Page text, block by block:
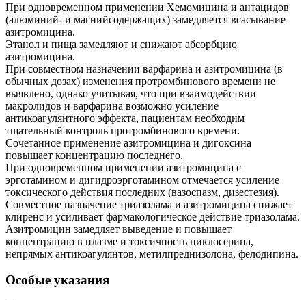
При одновременном применении Хемомицина и антацидов
(алюминий- и магнийсодержащих) замедляется всасывание
азитромицина.
Этанол и пища замедляют и снижают абсорбцию
азитромицина.
При совместном назначении варфарина и азитромицина (в
обычных дозах) изменения протромбинового времени не
выявлено, однако учитывая, что при взаимодействии
макролидов и варфарина возможно усиление
антикоагулянтного эффекта, пациентам необходим
тщательный контроль протромбинового времени.
Сочетанное применение азитромицина и дигоксина
повышает концентрацию последнего.
При одновременном применении азитромицина с
эрготамином и дигидроэрготамином отмечается усиление
токсического действия последних (вазоспазм, дизестезия).
Совместное назначение триазолама и азитромицина снижает
клиренс и усиливает фармакологическое действие триазолама.
Азитромицин замедляет выведение и повышает
концентрацию в плазме и токсичность циклосерина,
непрямых антикоагулянтов, метилпреднизолона, фелодипина.
Особые указания